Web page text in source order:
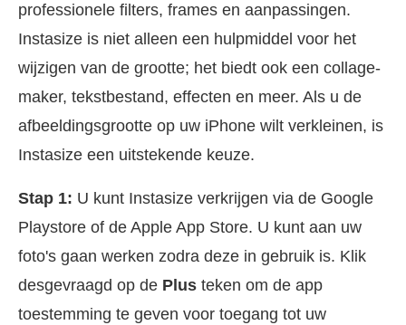
professionele filters, frames en aanpassingen.
Instasize is niet alleen een hulpmiddel voor het
wijzigen van de grootte; het biedt ook een collage-
maker, tekstbestand, effecten en meer. Als u de
afbeeldingsgrootte op uw iPhone wilt verkleinen, is
Instasize een uitstekende keuze.
Stap 1: U kunt Instasize verkrijgen via de Google
Playstore of de Apple App Store. U kunt aan uw
foto's gaan werken zodra deze in gebruik is. Klik
desgevraagd op de Plus teken om de app
toestemming te geven voor toegang tot uw